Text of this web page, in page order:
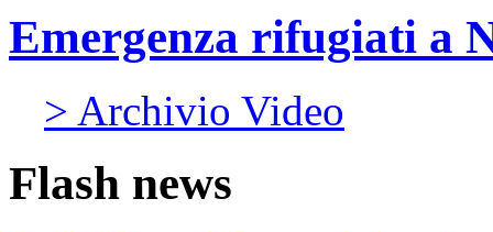
Emergenza rifugiati a
> Archivio Video
Flash news